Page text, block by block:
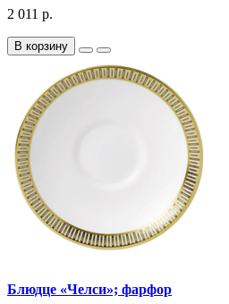
2 011 р.
В корзину
Блюдце «Челси»; фарфор